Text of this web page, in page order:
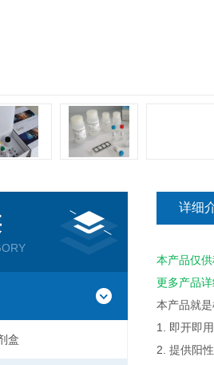
盒
详细
本产品仅
更多产品
本产品就
1. 即开即
2. 提供阳